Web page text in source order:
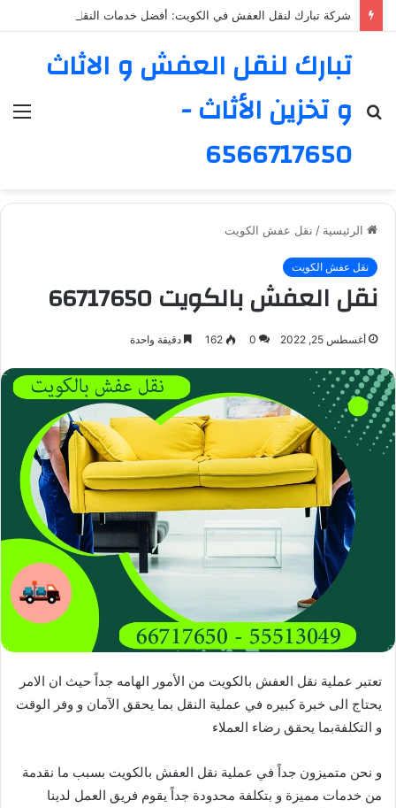
تبارك لنقل العفش و الاثاث
و تخزين الأثاث -
6566717650
بحث
الرئيسية / نقل عفش الكويت
نقل عفش الكويت
نقل العفش بالكويت 66717650
أغسطس 25, 2022 0
162 دقيقة واحدة
تعتبر عملية نقل العفش بالكويت من الأمور الهامه جداً حيث ان الامر
يحتاج الى خبرة كبيره في عملية النقل بما يحقق الآمان و وفر الوقت
و التكلفةبما يحقق رضاء العملاء
و نحن متميزون جداً في عملية نقل العفش بالكويت بسبب ما نقدمة
من خدمات مميزة و بتكلفة محدودة جداً يقوم فريق العمل لدينا